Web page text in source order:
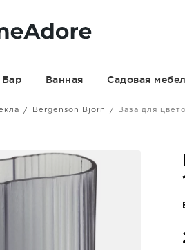
Бар Ванная Садовая
Bergenson Bjorn Ваза для